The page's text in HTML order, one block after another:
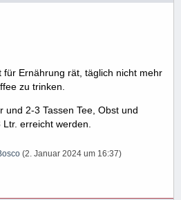
für Ernährung rät, täglich nicht mehr
zu trinken.
und 2-3 Tassen Tee, Obst und
erreicht werden.
(2. Januar 2024 um 16:37)